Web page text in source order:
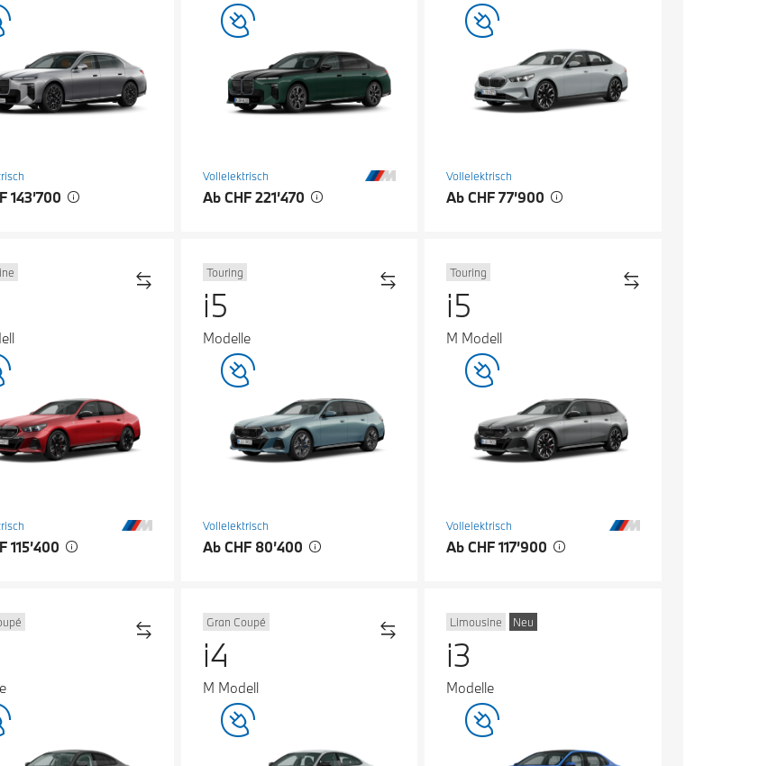
143’700
Vollelektrisch
Ab CHF 221’470
Vollelektrisch
Ab CHF 77’900
115’400
Touring
i5
Modelle
Vollelektrisch
Ab CHF 80’400
Touring
i5
M Modell
Vollelektrisch
Ab CHF 117’900
Gran Coupé
i4
M Modell
Limousine Neu
i3
Modelle